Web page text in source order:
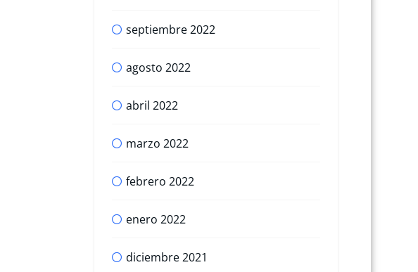
septiembre 2022
agosto 2022
abril 2022
marzo 2022
febrero 2022
enero 2022
diciembre 2021